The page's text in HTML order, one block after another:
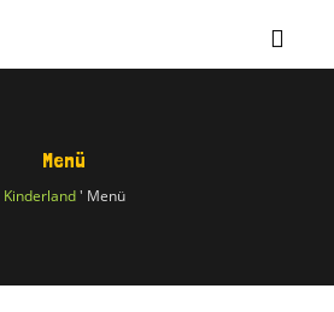
Menü
Kinderland' Menü